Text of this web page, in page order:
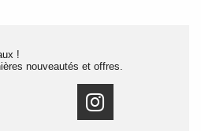
!
nouveautés et offres.